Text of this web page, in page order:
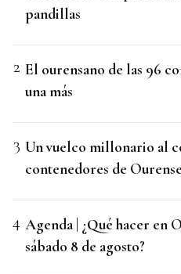
pandillas
El ourensano de las 96
una más
Un vuelco millonario al
contenedores de Ourense
Agenda | ¿Qué hacer en
sábado 8 de agosto?